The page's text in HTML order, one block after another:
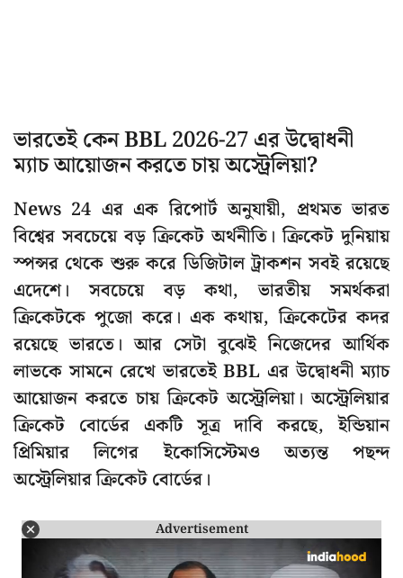
ভারতেই কেন BBL 2026-27 এর উদ্বোধনী
ম্যাচ আয়োজন করতে চায় অস্ট্রেলিয়া?
News 24 এর এক রিপোর্ট অনুযায়ী, প্রথমত ভারত
বিশ্বের সবচেয়ে বড় ক্রিকেট অর্থনীতি। ক্রিকেট দুনিয়ায়
স্পন্সর থেকে শুরু করে ডিজিটাল ট্রাকশন সবই রয়েছে
এদেশে। সবচেয়ে বড় কথা, ভারতীয় সমর্থকরা
ক্রিকেটকে পুজো করে। এক কথায়, ক্রিকেটের কদর
রয়েছে ভারতে। আর সেটা বুঝেই নিজেদের আর্থিক
লাভকে সামনে রেখে ভারতেই BBL এর উদ্বোধনী ম্যাচ
আয়োজন করতে চায় ক্রিকেট অস্ট্রেলিয়া। অস্ট্রেলিয়ার
ক্রিকেট বোর্ডের একটি সূত্র দাবি করছে, ইন্ডিয়ান
প্রিমিয়ার লিগের ইকোসিস্টেমও অত্যন্ত পছন্দ
অস্ট্রেলিয়ার ক্রিকেট বোর্ডের।
Advertisement